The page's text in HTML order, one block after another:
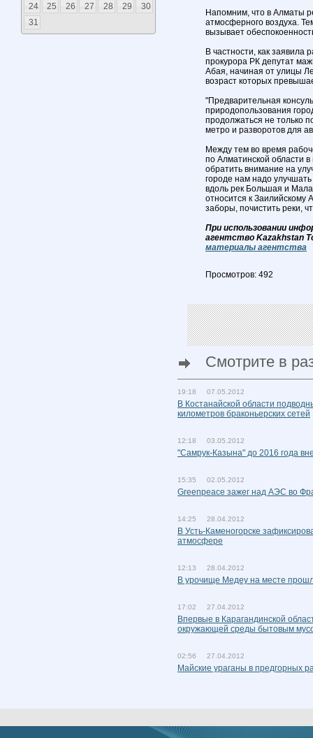
24
25 26 27 28 29
30
31
Напомним, что в Алматы
атмосферного воздуха.
вызывает
В частности, как заявила
прокурора РК депутат
Абая, начиная от улицы
возраст которых
"Предварительная
природопользования
продолжаться не только
метро и разворотов для
Между тем во время
по Алматинской области
обратить внимание на
городе нам надо улучшать
вдоль рек Большая и
относится к Заилийскому
заборы, почистить реки,
При использовании
агентство Kazakhstan
материалы агентства
Просмотров: 492
Смотрите в
19:18 07.05.2012
В Костанайской области
километров браконьерских сетей
12:18 03.05.2012
"Самрук-Казына" до 2016 года
15:35 02.05.2012
Greenpeace зажег над АЭС во
14:25 28.04.2012
В Усть-Каменогорске
атмосфере
12:13 28.04.2012
В урочище Медеу на месте
17:02 27.04.2012
Впервые в Карагандинской
окружающей среды бытовым
02:56 27.04.2012
Майские ураганы в предгорных